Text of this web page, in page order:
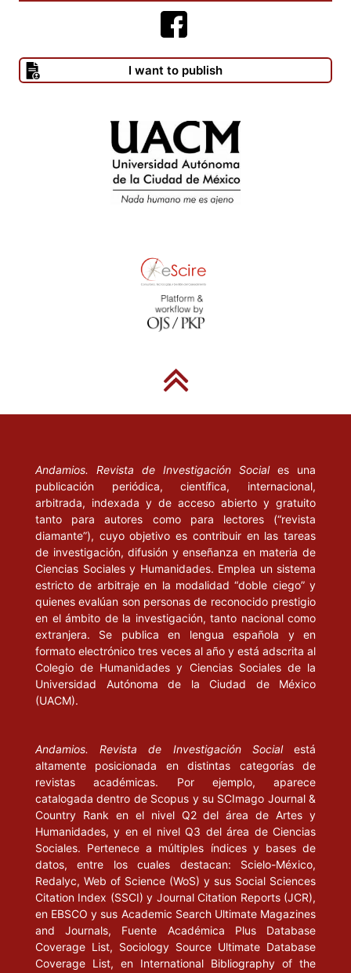
I want to publish
Andamios. Revista de Investigación Social es una
publicación periódica, científica, internacional,
arbitrada, indexada y de acceso abierto y gratuito
tanto para autores como para lectores (“revista
diamante”), cuyo objetivo es contribuir en las tareas
de investigación, difusión y enseñanza en materia de
Ciencias Sociales y Humanidades. Emplea un sistema
estricto de arbitraje en la modalidad “doble ciego” y
quienes evalúan son personas de reconocido prestigio
en el ámbito de la investigación, tanto nacional como
extranjera. Se publica en lengua española y en
formato electrónico tres veces al año y está adscrita al
Colegio de Humanidades y Ciencias Sociales de la
Universidad Autónoma de la Ciudad de México
(UACM).
Andamios. Revista de Investigación Socialestá
altamente posicionada en distintas categorías de
revistas académicas. Por ejemplo, aparece
catalogada dentro de Scopus y su SCImago Journal &
Country Rank en el nivel Q2 del área de Artes y
Humanidades, y en el nivel Q3 del área de Ciencias
Sociales. Pertenece a múltiples índices y bases de
datos, entre los cuales destacan: Scielo-México,
Redalyc, Web of Science (WoS) y sus Social Sciences
Citation Index (SSCI) y Journal Citation Reports (JCR),
en EBSCO y sus Academic Search Ultimate Magazines
and Journals, Fuente Académica Plus Database
Coverage List, Sociology Source Ultimate Database
Coverage List, en International Bibliography of the